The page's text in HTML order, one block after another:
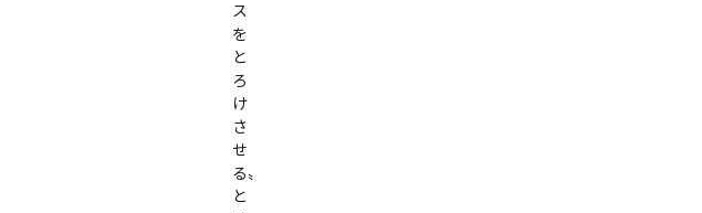
ス
を
と
ろ
け
さ
せ
る〟
と